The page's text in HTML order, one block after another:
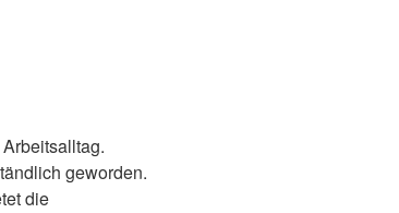
geworden.
die